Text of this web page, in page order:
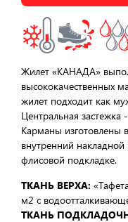
Жилет «КАНАДА»
высококачественных
жилет подходит как
Центральная
Карманы изготовлены
внутренний
флисовой подкладке.
ТКАНЬ ВЕРХА:
м2 с
ТКАНЬ